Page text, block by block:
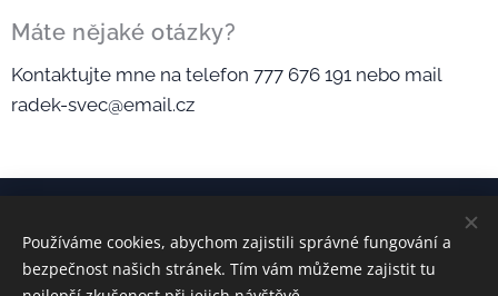
Máte nějaké otázky?
Kontaktujte mne na telefon 777 676 191 nebo mail
radek-svec@email.cz
kontakt: Ing. Radek ŠVEC
+420 777 676 191radek-svec@email.cz
Používáme cookies, abychom zajistili správné fungování a
bezpečnost našich stránek. Tím vám můžeme zajistit tu